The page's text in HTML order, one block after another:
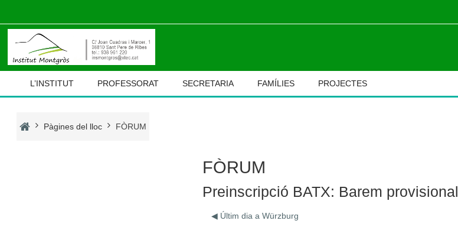
L’INSTITUT PROFESSORAT SECRETARIA FAMÍLIES PROJECTES
Pàgines del lloc FÒRUM
FÒRUM
Preinscripció BATX: Barem provisional
◀︎ Últim dia a Würzburg